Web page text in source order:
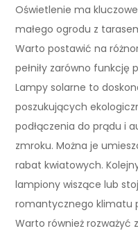
Oświetlenie ma
małego ogrodu z
Warto postawić na
pełniły zarówno funkcję
Lampy solarne to
poszukujących
podłączenia do prądu i
zmroku. Można je
rabat kwiatowych.
lampiony wiszące lub
romantycznego klimatu
Warto również rozważyć